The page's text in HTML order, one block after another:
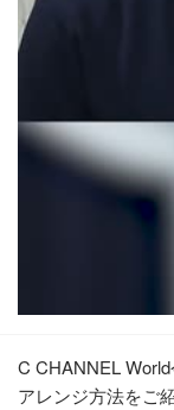
C CHANNEL
アレンジ方法をご